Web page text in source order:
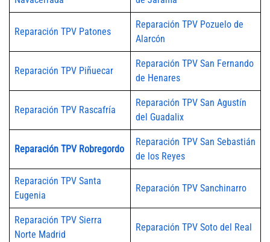
Reparación TPV Patones
Reparación TPV Pozuelo de
Alarcón
Reparación TPV Piñuecar
Reparación TPV San Fernando
de Henares
Reparación TPV Rascafría
Reparación TPV San Agustín
del Guadalix
Reparación TPV Robregordo
Reparación TPV San Sebastián
de los Reyes
Reparación TPV Santa
Eugenia
Reparación TPV Sanchinarro
Reparación TPV Sierra
Norte Madrid
Reparación TPV Soto del Real